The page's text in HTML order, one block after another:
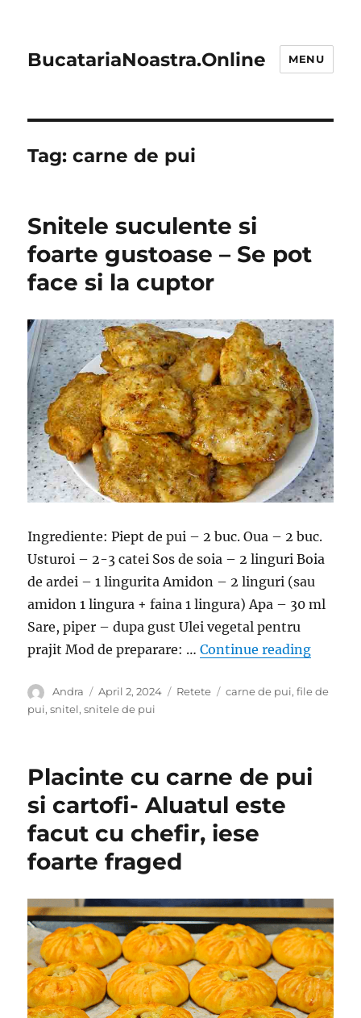
BucatariaNoastra.Online MENU
Tag:carne de pui
Snitele suculente si
foarte gustoase – Se pot
face si la cuptor
Ingrediente: Piept de pui – 2 buc. Oua – 2 buc.
Usturoi – 2-3 catei Sos de soia – 2 linguri Boia
de ardei – 1 lingurita Amidon – 2 linguri (sau
amidon 1 lingura + faina 1 lingura) Apa – 30 ml
Sare, piper – dupa gust Ulei vegetal pentru
prajit Mod de preparare: …Continue reading
Author
Andra
Posted
on
April 2, 2024 Categories
Retete Tags
carne de pui,file de
pui,snitel,snitele de pui
Placinte cu carne de pui
si cartofi- Aluatul este
facut cu chefir, iese
foarte fraged